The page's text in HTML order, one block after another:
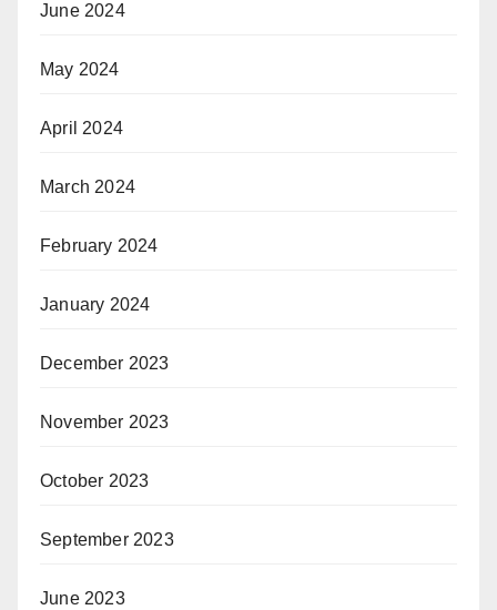
June 2024
May 2024
April 2024
March 2024
February 2024
January 2024
December 2023
November 2023
October 2023
September 2023
June 2023